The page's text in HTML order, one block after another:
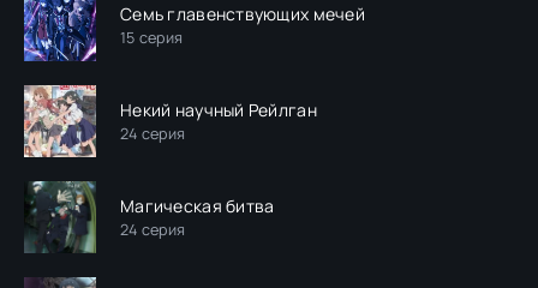
Семь главенствующих мечей
15 серия
Некий научный Рейлган
24 серия
Магическая битва
24 серия